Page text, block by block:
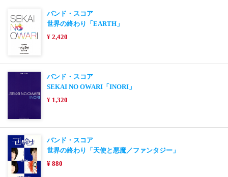
バンド・スコア
世界の終わり「EARTH」
¥ 2,420
バンド・スコア
SEKAI NO OWARI「INORI」
¥ 1,320
バンド・スコア
世界の終わり「天使と悪魔／ファンタジー」
¥ 880